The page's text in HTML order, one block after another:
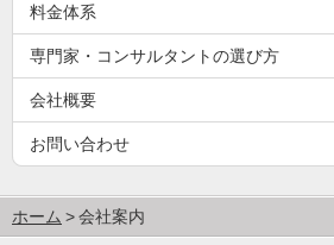
料金体系
専門家・コンサルタントの選び方
会社概要
お問い合わせ
ホーム 会社案内